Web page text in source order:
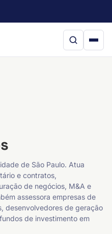
de São Paulo. Atua
e contratos,
de negócios, M&A e
assessora empresas de
desenvolvedores de geração
de investimento em